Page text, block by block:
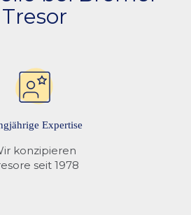
Ueberweisung, Klarna Rechnungskauf,
Rechnungsnkauf für gewerbliche Kunden
Tresor
Expertise
konzipieren
seit 1978